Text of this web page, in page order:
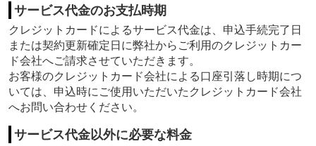
サービス代金のお支払時期
クレジットカードによるサービス代金は、申込手続完了日
または契約更新確定日に弊社からご利用のクレジットカー
ド会社へご請求させていただきます。
お客様のクレジットカード会社による口座引落し時期につ
いては、申込時にご使用いただいたクレジットカード会社
へお問い合わせください。
サービス代金以外に必要な料金